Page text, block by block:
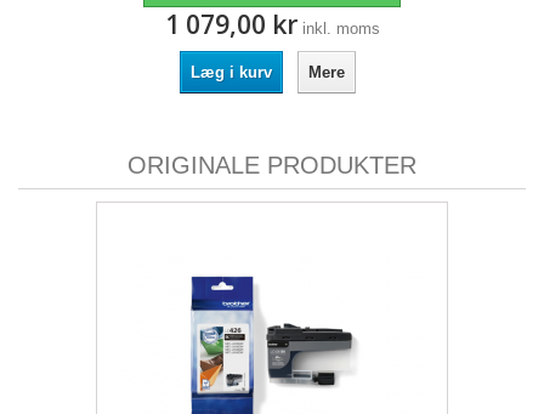
1 079,00 kr inkl. moms
Læg i kurv Mere
ORIGINALE PRODUKTER